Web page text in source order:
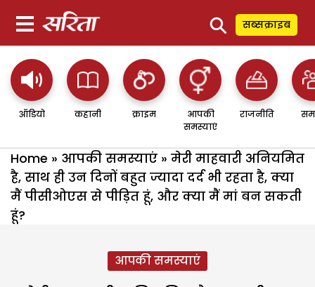
⚲ सब्सक्राइब
ऑडियो कहानी क्राइम
आपकी
समस्याएं
राजनीति
Home » आपकी समस्याएं » मेरी माहवारी अनियमित
है, साथ ही उन दिनों बहुत ज्यादा दर्द भी रहता है, क्या
मैं पीसीओएस से पीड़ित हूं, और क्या मैं मां बन सकती
हूं?
आपकी समस्याएं